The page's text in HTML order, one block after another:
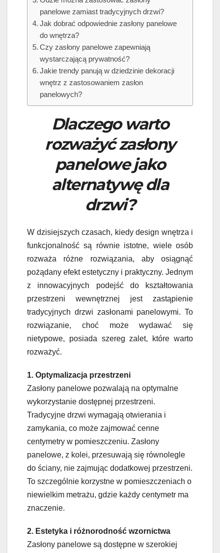
panelowe zamiast tradycyjnych drzwi?
Jak dobrać odpowiednie zasłony panelowe
do wnętrza?
Czy zasłony panelowe zapewniają
wystarczającą prywatność?
Jakie trendy panują w dziedzinie dekoracji
wnętrz z zastosowaniem zasłon
panelowych?
Dlaczego warto
rozważyć zasłony
panelowe jako
alternatywę dla
drzwi?
W dzisiejszych czasach, kiedy design wnętrza i
funkcjonalność są równie istotne, wiele osób
rozważa różne rozwiązania, aby osiągnąć
pożądany efekt estetyczny i praktyczny. Jednym
z innowacyjnych podejść do kształtowania
przestrzeni wewnętrznej jest zastąpienie
tradycyjnych drzwi zasłonami panelowymi. To
rozwiązanie, choć może wydawać się
nietypowe, posiada szereg zalet, które warto
rozważyć.
1. Optymalizacja przestrzeni
Zasłony panelowe pozwalają na optymalne
wykorzystanie dostępnej przestrzeni.
Tradycyjne drzwi wymagają otwierania i
zamykania, co może zajmować cenne
centymetry w pomieszczeniu. Zasłony
panelowe, z kolei, przesuwają się równolegle
do ściany, nie zajmując dodatkowej przestrzeni.
To szczególnie korzystne w pomieszczeniach o
niewielkim metrażu, gdzie każdy centymetr ma
znaczenie.
2. Estetyka i różnorodność wzornictwa
Zasłony panelowe są dostępne w szerokiej